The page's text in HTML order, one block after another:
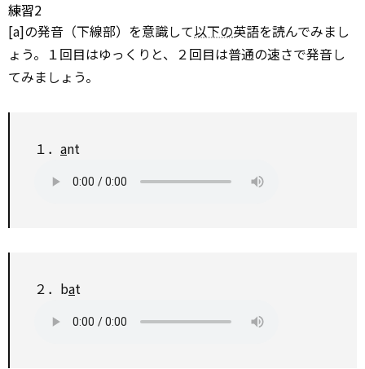
練習2
[a]の発音（下線部）を意識して以下の英語を読んでみまし
ょう。１回目はゆっくりと、２回目は普通の速さで発音し
てみましょう。
１． ant
２．bat